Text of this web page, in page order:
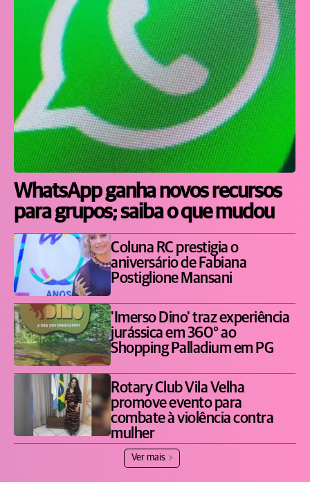
WhatsApp ganha novos recursos
para grupos; saiba o que mudou
Coluna RC prestigia o
aniversário de Fabiana
Postiglione Mansani
'Imerso Dino' traz experiência
jurássica em 360° ao
Shopping Palladium em PG
Rotary Club Vila Velha
promove evento para
combate à violência contra
mulher
Ver mais